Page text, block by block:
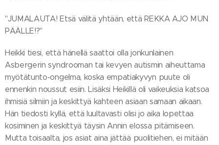
"JUMALAUTA! Etsä välitä yhtään, että REKKA AJO MUN
PÄÄLLE!?"
Heikki tiesi, että hänellä saattoi olla jonkunlainen
Asbergerin syndrooman tai kevyen autismin aiheuttama
myötätunto-ongelma, koska empatiakyvyn puute oli
ennenkin noussut esiin. Lisäksi Heikillä oli vaikeuksia katsoa
ihmisiä silmiin ja keskittyä kahteen asiaan samaan aikaan.
Hän tiedosti kyllä, että luultavasti olisi jo aika lopettaa
kosiminen ja keskittyä täysin Annin elossa pitämiseen.
Mutta toisaalta, jos asiat aina jättää puolitiehen, ei mitään